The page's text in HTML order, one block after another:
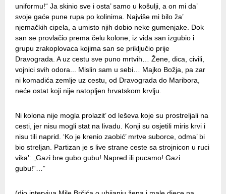
uniformu!“ Ja skinio sve i osta’ samo u košulji, a on mi da’
svoje gaće pune rupa po kolinima. Najviše mi bilo ža’
njemačkih cipela, a umisto njih dobio neke gumenjake. Dok
san se provlačio prema čelu kolone, iz vida san izgubio i
grupu zrakoplovaca kojima san se priključio prije
Dravograda. A uz cestu sve puno mrtvih… Žene, dica, civili,
vojnici svih odora... Mislin sam u sebi… Majko Božja, pa zar
ni komadića zemlje uz cestu, od Dravograda do Maribora,
neće ostat koji nije natopljen hrvatskom krvlju.
Ni kolona nije mogla prolazit’ od leševa koje su prostreljali na
cesti, jer nisu mogli stat na livadu. Konji su osjetili miris krvi i
nisu tili naprid. ‘Ko je krenio zaobić’ mrtve suborce, odma’ bi
bio streljan. Partizan je s live strane ceste sa strojnicon u ruci
vika’: „Gazi bre gubo gubu! Napred ili pucamo! Gazi
gubu!“…”